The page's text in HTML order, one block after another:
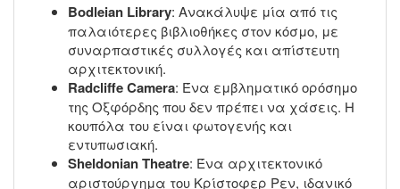
Bodleian Library: Ανακάλυψε μία από τις
παλαιότερες βιβλιοθήκες στον κόσμο, με
συναρπαστικές συλλογές και απίστευτη
αρχιτεκτονική.
Radcliffe Camera: Ένα εμβληματικό ορόσημο
της Οξφόρδης που δεν πρέπει να χάσεις. Η
κουπόλα του είναι φωτογενής και
εντυπωσιακή.
Sheldonian Theatre: Ένα αρχιτεκτονικό
αριστούργημα του Κρίστοφερ Ρεν, ιδανικό